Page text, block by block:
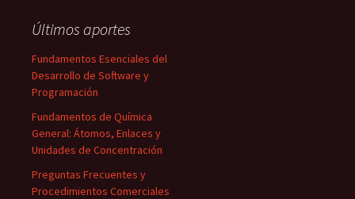
Últimos aportes
Fundamentos Esenciales del
Desarrollo de Software y
Programación
Fundamentos de Química
General: Átomos, Enlaces y
Unidades de Concentración
Preguntas Frecuentes y
Procedimientos Comerciales